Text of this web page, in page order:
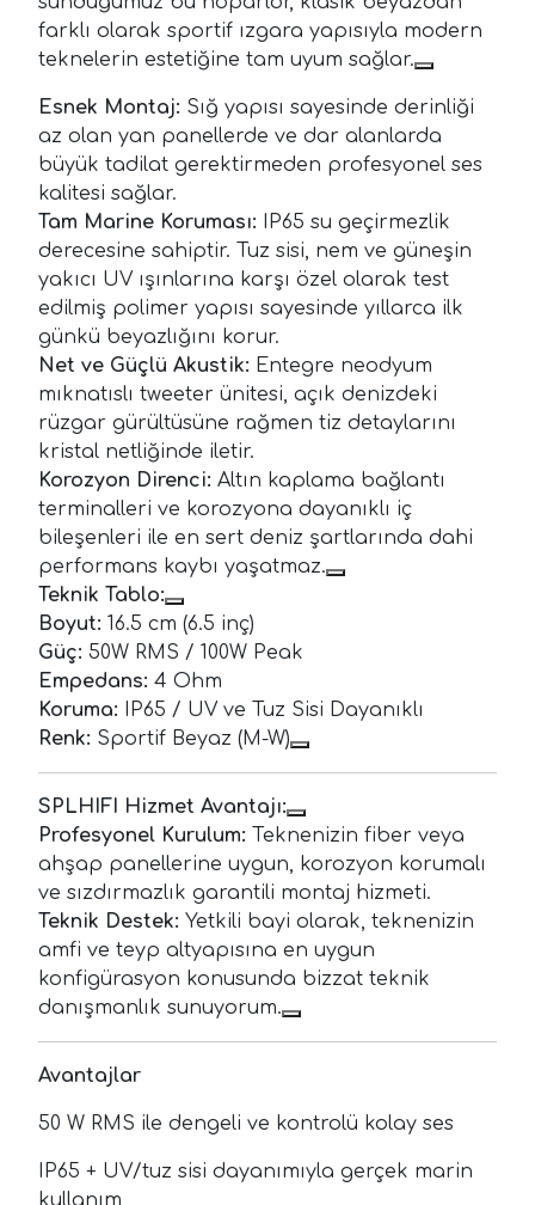
farklı olarak sportif ızgara yapısıyla modern
teknelerin estetiğine tam uyum sağlar.
Esnek Montaj: Sığ yapısı sayesinde derinliği
az olan yan panellerde ve dar alanlarda
büyük tadilat gerektirmeden profesyonel ses
kalitesi sağlar.
Tam Marine Koruması: IP65 su geçirmezlik
derecesine sahiptir. Tuz sisi, nem ve güneşin
yakıcı UV ışınlarına karşı özel olarak test
edilmiş polimer yapısı sayesinde yıllarca ilk
günkü beyazlığını korur.
Net ve Güçlü Akustik: Entegre neodyum
mıknatıslı tweeter ünitesi, açık denizdeki
rüzgar gürültüsüne rağmen tiz detaylarını
kristal netliğinde iletir.
Korozyon Direnci: Altın kaplama bağlantı
terminalleri ve korozyona dayanıklı iç
bileşenleri ile en sert deniz şartlarında dahi
performans kaybı yaşatmaz.
Teknik Tablo:
Boyut: 16.5 cm (6.5 inç)
Güç: 50W RMS / 100W Peak
Empedans: 4 Ohm
Koruma: IP65 / UV ve Tuz Sisi Dayanıklı
Renk: Sportif Beyaz (M-W)
SPLHIFI Hizmet Avantajı:
Profesyonel Kurulum: Teknenizin fiber veya
ahşap panellerine uygun, korozyon korumalı
ve sızdırmazlık garantili montaj hizmeti.
Teknik Destek: Yetkili bayi olarak, teknenizin
amfi ve teyp altyapısına en uygun
konfigürasyon konusunda bizzat teknik
danışmanlık sunuyorum.
Avantajlar
50 W RMS ile dengeli ve kontrolü kolay ses
IP65 + UV/tuz sisi dayanımıyla gerçek marin
kullanım